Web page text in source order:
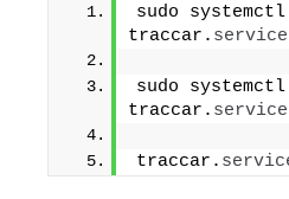
sudo
traccar. service
sudo
traccar. service
traccar.